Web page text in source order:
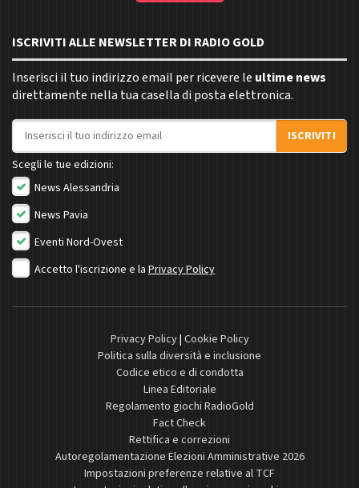
ISCRIVITI ALLE NEWSLETTER DI RADIO GOLD
Inserisci il tuo indirizzo email per ricevere le ultime news
direttamente nella tua casella di posta elettronica.
Indirizzo email
ISCRIVITI
Scegli le tue edizioni:
News Alessandria
News Pavia
Eventi Nord-Ovest
Accetto l'iscrizione e la Privacy Policy
Privacy Policy| Cookie Policy
Politica sulla diversità e inclusione
Codice etico e di condotta
Linea Editoriale
Regolamento giochi RadioGold
Fact Check
Rettifica e correzioni
Autoregolamentazione Elezioni Amministrative 2026
Impostazioni preferenze relative al TCF